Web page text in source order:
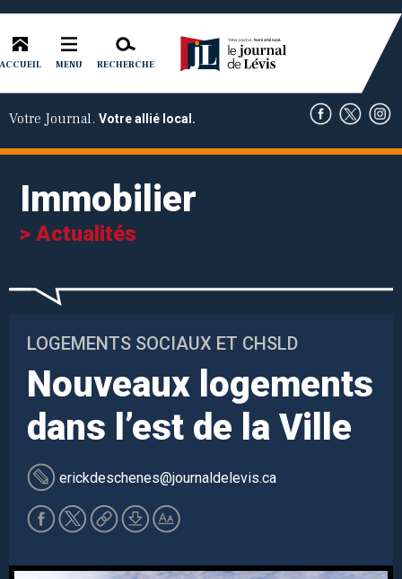
ACCUEIL MENU RECHERCHE
Votre Journal. Votre allié local.
Immobilier
> Actualités
LOGEMENTS SOCIAUX ET CHSLD
Nouveaux logements
dans l’est de la Ville
erickdeschenes@journaldelevis.ca